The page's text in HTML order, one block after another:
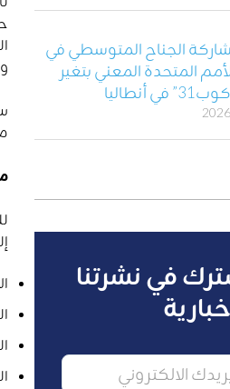
من
الجناح المتوسطي في
المتحدة المعني بتغير
أنطاليا
في نشرتنا